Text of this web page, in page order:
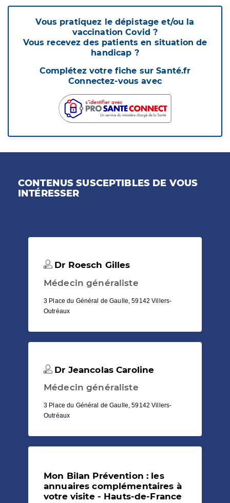
Vous pratiquez le dépistage et/ou la
vaccination Covid ?
Vous recevez des patients en situation de
handicap ?
Complétez votre fiche sur Santé.fr
Connectez-vous avec
CONTENUS SUSCEPTIBLES DE VOUS
INTÉRESSER
Dr Roesch Gilles
Médecin généraliste
3 Place du Général de Gaulle, 59142 Villers-
Outréaux
Dr Jeancolas Caroline
Médecin généraliste
3 Place du Général de Gaulle, 59142 Villers-
Outréaux
Mon Bilan Prévention : les
annuaires complémentaires à
votre visite - Hauts-de-France